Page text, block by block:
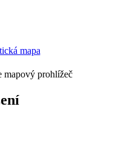
mapový prohlížeč